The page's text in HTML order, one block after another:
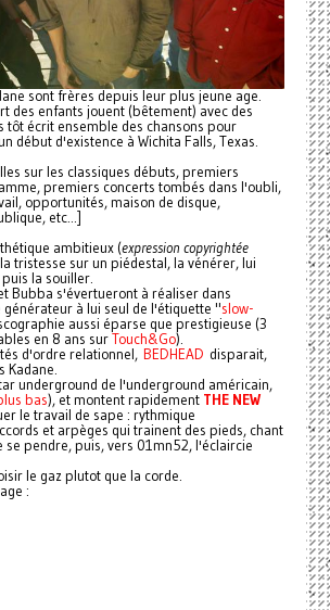
sont frères depuis leur plus jeune age.
des enfants jouent (bêtement) avec des
tôt écrit ensemble des chansons pour
début d'existence à Wichita Falls, Texas.
sur les classiques débuts, premiers
premiers concerts tombés dans l'oubli,
opportunités, maison de disque,
etc...]
ambitieux (expression copyrightée
tristesse sur un piédestal, la vénérer, lui
la souiller.
Bubba s'évertueront à réaliser dans
générateur à lui seul de l'étiquette "slow-
aussi éparse que prestigieuse (3
en 8 ans surTouch&Go).
d'ordre relationnel, BEDHEAD disparait,
Kadane.
underground de l'underground américain,
bas), et montent rapidement THE NEW
le travail de sape : rythmique
et arpèges qui trainent des pieds, chant
se pendre, puis, vers 01mn52, l'éclaircie
le gaz plutot que la corde.
: